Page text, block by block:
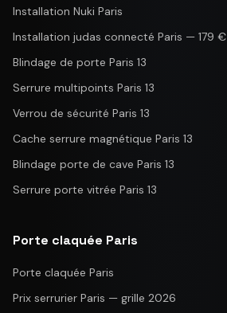
Installation Nuki Paris
Installation judas connecté Paris — 179 €
Blindage de porte Paris 13
Serrure multipoints Paris 13
Verrou de sécurité Paris 13
Cache serrure magnétique Paris 13
Blindage porte de cave Paris 13
Serrure porte vitrée Paris 13
Porte claquée Paris
Porte claquée Paris
Prix serrurier Paris — grille 2026